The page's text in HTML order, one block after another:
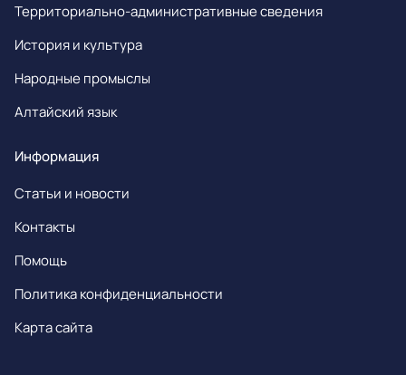
Территориально-административные сведения
История и культура
Народные промыслы
Алтайский язык
Информация
Статьи и новости
Контакты
Помощь
Политика конфиденциальности
Карта сайта